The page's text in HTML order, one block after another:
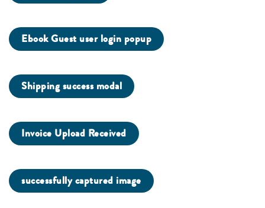
Ebook Guest user login popup
Shipping success modal
Invoice Upload Received
successfully captured image